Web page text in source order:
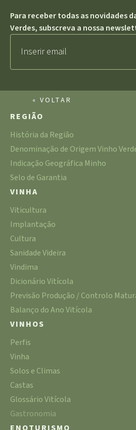
Para receber todas as novidades
Verdes, subscreva a nossa
« VOLTAR
REGIÃO
História da Região
Denominação de Origem Vinho
Indicação Geográfica Minho
Selo de Garantia
VINHA
Viticultura
Implantação
Cultura
Sanidade Videira
Vindima
Dicionário Vitícola
Previsão Produção / Controlo
Balanço do Ano Vitícola
VINHOS
Perfis
Vinha
Solos e Climas
Castas
Glossário Vitícola
Gastronomia